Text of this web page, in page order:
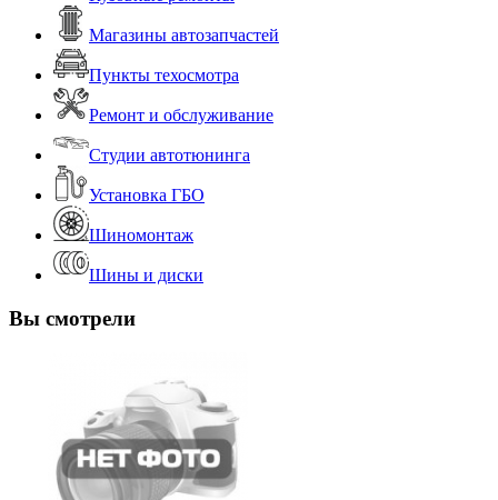
Магазины автозапчастей
Пункты техосмотра
Ремонт и обслуживание
Студии автотюнинга
Установка ГБО
Шиномонтаж
Шины и диски
Вы смотрели